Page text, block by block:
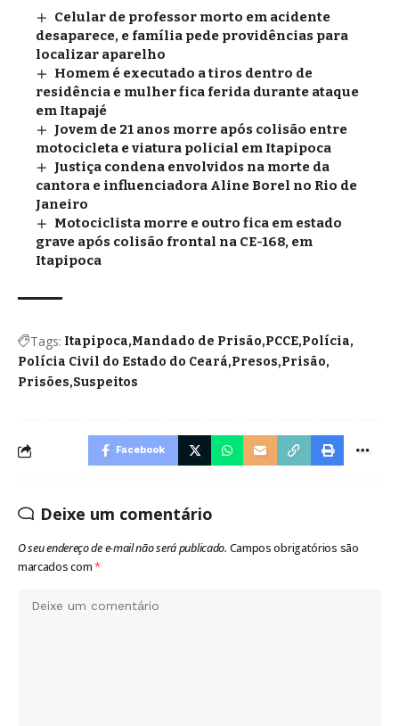
Celular de professor morto em acidente
desaparece, e família pede providências para
localizar aparelho
Homem é executado a tiros dentro de
residência e mulher fica ferida durante ataque
em Itapajé
Jovem de 21 anos morre após colisão entre
motocicleta e viatura policial em Itapipoca
Justiça condena envolvidos na morte da
cantora e influenciadora Aline Borel no Rio de
Janeiro
Motociclista morre e outro fica em estado
grave após colisão frontal na CE-168, em
Itapipoca
Tags: Itapipoca Mandado de Prisão PCCE Polícia
Polícia Civil do Estado do Ceará Presos Prisão
Prisões Suspeitos
Facebook
Deixe um comentário
O seu endereço de e-mail não será publicado. Campos obrigatórios são
marcados com*